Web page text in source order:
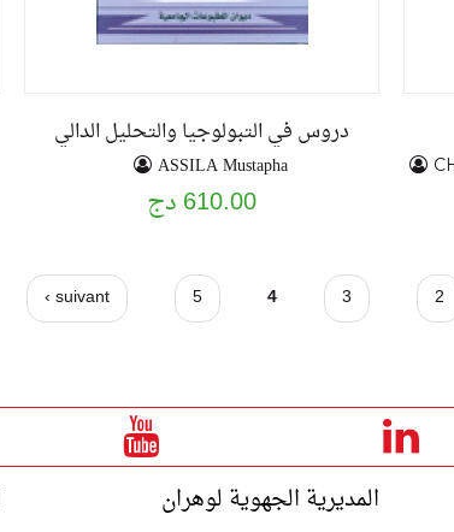
دروس في التبولوجيا والتحليل الدالي
ASSILA Mustapha
610.00 دج
2
3
4
5
suivant ›
المديرية الجهوية لوهران